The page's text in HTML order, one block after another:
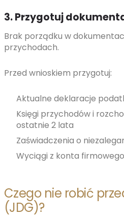
3. Przygotuj
Brak porządku w
przychodach.
Przed wnioskiem przygotuj:
Aktualne deklaracje
Księgi przychodów i
ostatnie 2 lata
Zaświadczenia o
Wyciągi z konta
Czego nie robić
(JDG)?